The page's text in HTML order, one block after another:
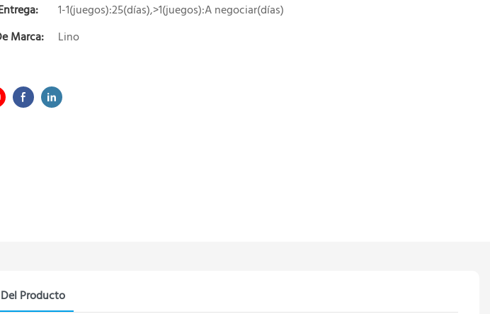
1-1(juegos):25(días),>1(juegos):A negociar(días)
Marca:
Lino
Producto